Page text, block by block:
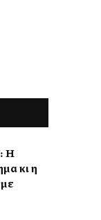
Η
κι η